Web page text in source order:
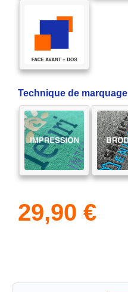
Technique de marquage
29,90 €